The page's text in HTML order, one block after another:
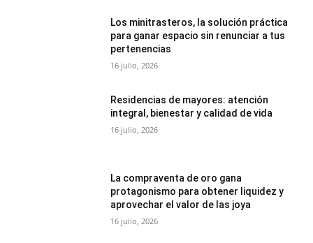
Los minitrasteros, la solución práctica
para ganar espacio sin renunciar a tus
pertenencias
16 julio, 2026
Residencias de mayores: atención
integral, bienestar y calidad de vida
16 julio, 2026
La compraventa de oro gana
protagonismo para obtener liquidez y
aprovechar el valor de las joya
16 julio, 2026